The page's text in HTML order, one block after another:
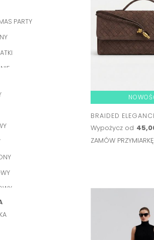
ROSE
STERLING
PARTY
PLENERZE
BRAIDED
Wypożycz od
ZAMÓW PRZYMIARKĘ